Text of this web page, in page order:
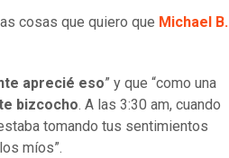
cosas que quiero que Michael B.
aprecié eso” y que “como una
bizcocho. A las 3:30 am, cuando
tomando tus sentimientos
míos”.